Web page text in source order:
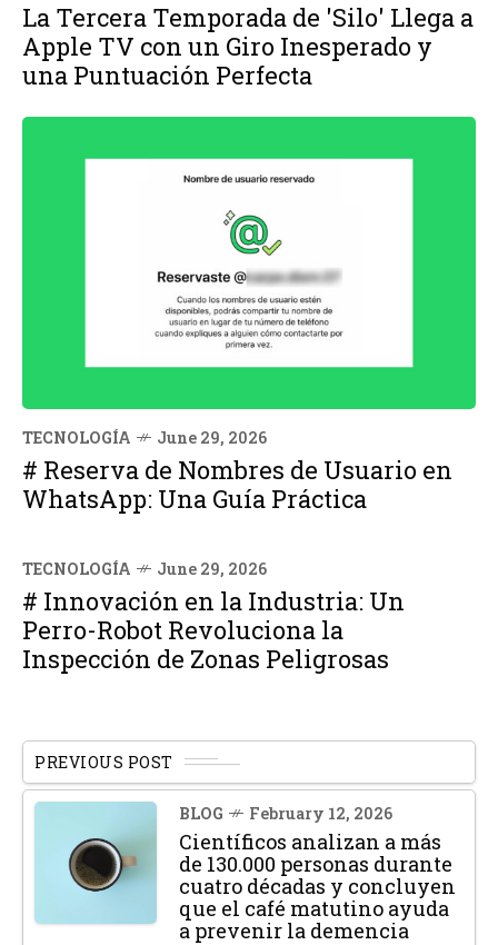
La Tercera Temporada de 'Silo' Llega a
Apple TV con un Giro Inesperado y
una Puntuación Perfecta
TECNOLOGÍA June 29, 2026
# Reserva de Nombres de Usuario en
WhatsApp: Una Guía Práctica
TECNOLOGÍA June 29, 2026
# Innovación en la Industria: Un
Perro-Robot Revoluciona la
Inspección de Zonas Peligrosas
PREVIOUS POST
BLOG February 12, 2026
Científicos analizan a más
de 130.000 personas durante
cuatro décadas y concluyen
que el café matutino ayuda
a prevenir la demencia